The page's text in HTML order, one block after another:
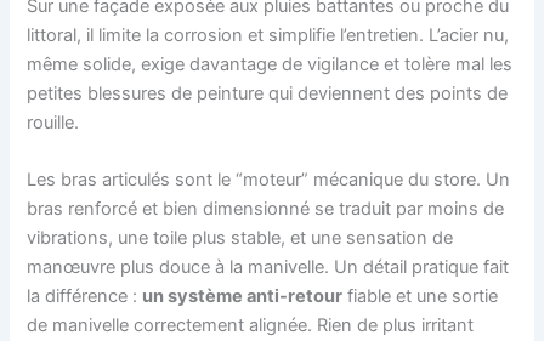
Sur une façade exposée aux pluies battantes ou proche du
littoral, il limite la corrosion et simplifie l’entretien. L’acier nu,
même solide, exige davantage de vigilance et tolère mal les
petites blessures de peinture qui deviennent des points de
rouille.
Les bras articulés sont le “moteur” mécanique du store. Un
bras renforcé et bien dimensionné se traduit par moins de
vibrations, une toile plus stable, et une sensation de
manœuvre plus douce à la manivelle. Un détail pratique fait
la différence : un système anti-retour fiable et une sortie
de manivelle correctement alignée. Rien de plus irritant